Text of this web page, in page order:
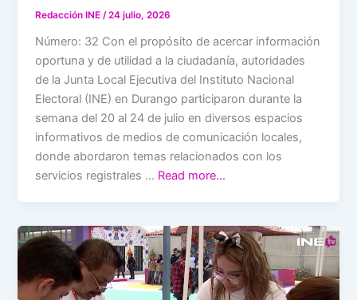
Redacción INE /24 julio, 2026
Número: 32 Con el propósito de acercar información
oportuna y de utilidad a la ciudadanía, autoridades
de la Junta Local Ejecutiva del Instituto Nacional
Electoral (INE) en Durango participaron durante la
semana del 20 al 24 de julio en diversos espacios
informativos de medios de comunicación locales,
donde abordaron temas relacionados con los
servicios registrales … Read more…